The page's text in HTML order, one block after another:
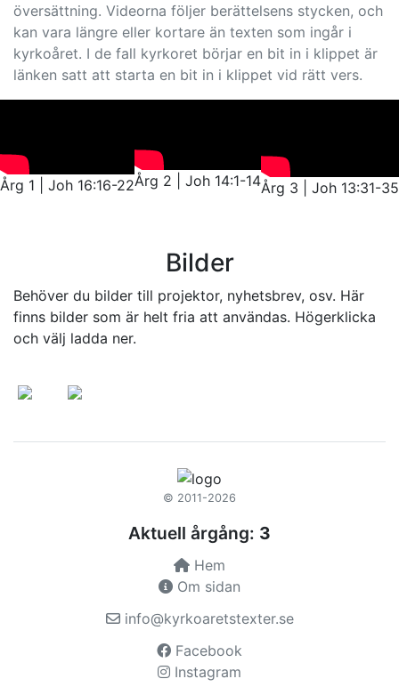
översättning. Videorna följer berättelsens stycken, och
kan vara längre eller kortare än texten som ingår i
kyrkoåret. I de fall kyrkoret börjar en bit in i klippet är
länken satt att starta en bit in i klippet vid rätt vers.
Årg 1 | Joh 16:16-22Årg 2 | Joh 14:1-14Årg 3 | Joh 13:31-35
Bilder
Behöver du bilder till projektor, nyhetsbrev, osv. Här
finns bilder som är helt fria att användas. Högerklicka
och välj ladda ner.
© 2011-2026
Aktuell årgång: 3
Hem
Om sidan
info@kyrkoaretstexter.se
Facebook
Instagram